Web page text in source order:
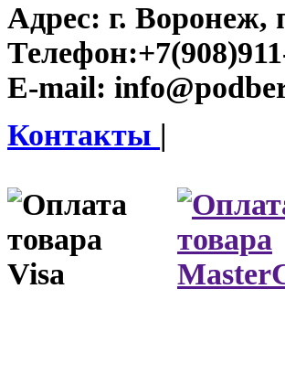
Адрес: г. Воронеж,
Телефон:
E-mail:
Контакты |